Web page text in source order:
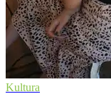
Kultura